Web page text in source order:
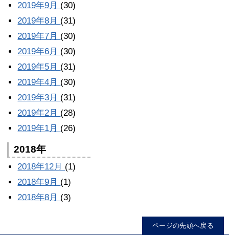
2019年9月 (30)
2019年8月 (31)
2019年7月 (30)
2019年6月 (30)
2019年5月 (31)
2019年4月 (30)
2019年3月 (31)
2019年2月 (28)
2019年1月 (26)
2018年
2018年12月 (1)
2018年9月 (1)
2018年8月 (3)
ページの先頭へ戻る